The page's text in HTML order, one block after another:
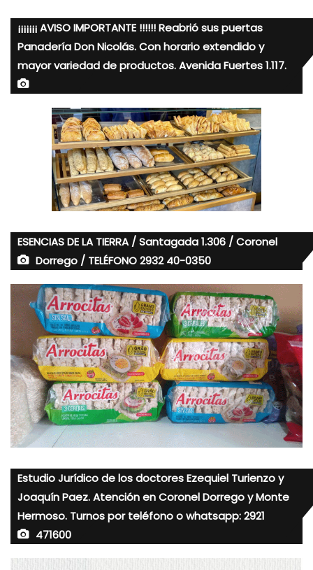
¡¡¡¡¡¡¡ AVISO IMPORTANTE !!!!!! Reabrió sus puertas
Panadería Don Nicolás. Con horario extendido y
mayor variedad de productos. Avenida Fuertes 1.117.
ESENCIAS DE LA TIERRA / Santagada 1.306 / Coronel
Dorrego / TELÉFONO 2932 40-0350
Estudio Jurídico de los doctores Ezequiel Turienzo y
Joaquín Paez. Atención en Coronel Dorrego y Monte
Hermoso. Turnos por teléfono o whatsapp: 2921
471600